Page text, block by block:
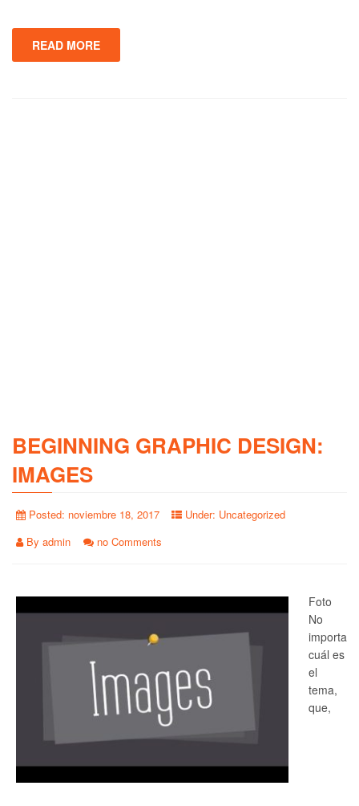
READ MORE
BEGINNING GRAPHIC DESIGN:
IMAGES
Posted: noviembre 18, 2017 Under: Uncategorized
By admin no Comments
Foto
No
importa
cuál es
el
tema,
que,